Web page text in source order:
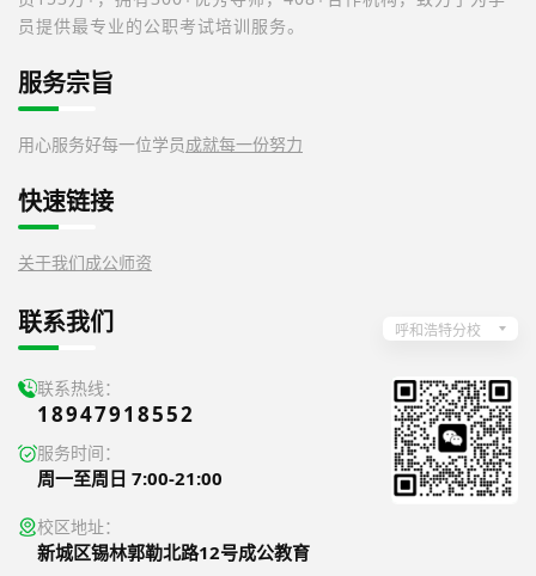
员提供最专业的公职考试培训服务。
服务宗旨
用心服务好每一位学员成就每一份努力
快速链接
关于我们成公师资
联系我们 呼和浩特分校
联系热线：
18947918552
服务时间：
周一至周日 7:00-21:00
校区地址：
新城区锡林郭勒北路12号成公教育